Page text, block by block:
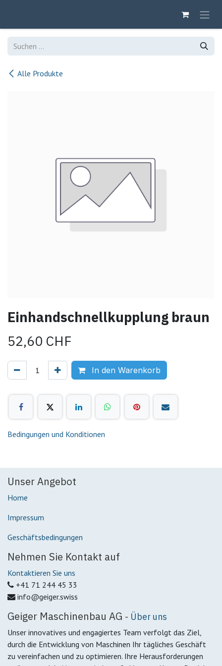
Alle Produkte
Einhandschnellkupplung braun
52,60 CHF
In den Warenkorb
Bedingungen und Konditionen
Unser Angebot
Home
Impressum
Geschäftsbedingungen
Nehmen Sie Kontakt auf
Kontaktieren Sie uns
+41 71 244 45 33
info@geiger.swiss
Geiger Maschinenbau AG - Über uns
Unser innovatives und engagiertes Team verfolgt das Ziel,
durch die Entwicklung von Maschinen Ihr tägliches Geschäft
zu vereinfachen und zu optimieren. Ihre Herausforderungen